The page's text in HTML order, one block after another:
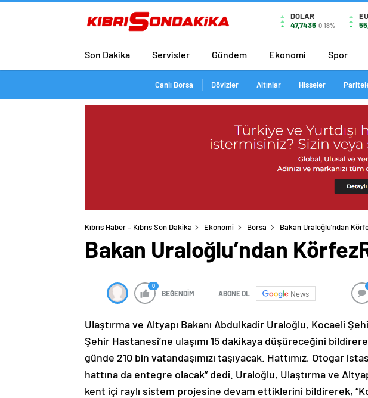
DOLAR
47,7436 0.18%
Son Dakika Servisler Gündem Ekonomi Spor
Canlı Borsa Dövizler Altınlar Hisseler
Kıbrıs Haber – Kıbrıs Son Dakika Ekonomi Borsa Bakan Uraloğlu’ndan
Bakan Uraloğlu’ndan
0
BEĞENDİM ABONE OL News
Ulaştırma ve Altyapı Bakanı Abdulkadir Uraloğlu, Kocaeli
Şehir Hastanesi’ne ulaşımı 15 dakikaya düşüreceğini
günde 210 bin vatandaşımızı taşıyacak. Hattımız, Otogar
hattına da entegre olacak” dedi. Uraloğlu, Ulaştırma ve
kent içi raylı sistem projesine devam ettiklerini bildirerek,